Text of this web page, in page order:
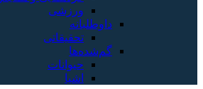
ورزشی
داوطلبانه
تحقیقاتی
گم‌شده‌ها
حیوانات
اشیا